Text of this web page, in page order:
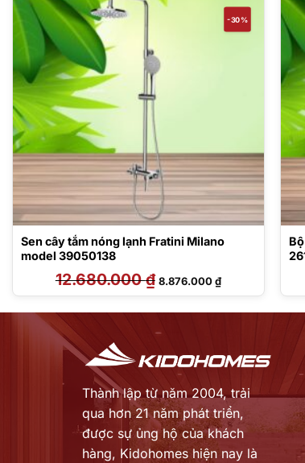
-30%
Sen cây tắm nóng lạnh Fratini Milano
model 39050138
12.680.000₫ Giá
gốc
là:
8.876.000₫Giá
hiện
tại
8.876.000 ₫.
₫.
Thành lập từ năm 2004, trải
qua hơn 21 năm phát triển,
được sự ủng hộ của khách
hàng, Kidohomes hiện nay là